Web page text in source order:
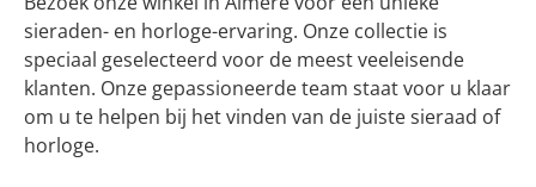
sieraden- en horloge-ervaring. Onze collectie is
speciaal geselecteerd voor de meest veeleisende
klanten. Onze gepassioneerde team staat voor u klaar
om u te helpen bij het vinden van de juiste sieraad of
horloge.